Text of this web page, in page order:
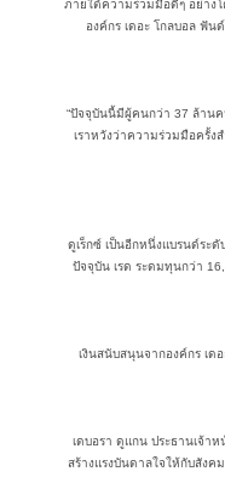
ภายใต้ความร่วมมือดีๆ อย่างโ
องค์กร เดอะ โกลบอล ฟัน
“ปัจจุบันนี้มีผู้คนกว่า 37 ล้านค
เราหวังว่าความร่วมมือครั้ง
ดูเร็กซ์ เป็นอีกหนึ่งแบรนด์ระ
ปัจจุบัน เรด ระดมทุนกว่า
เงินสนับสนุนจากองค์กร เ
เดบอรา ดูแกน ประธานเจ้า
สร้างแรงบันดาลใจให้กับสัง